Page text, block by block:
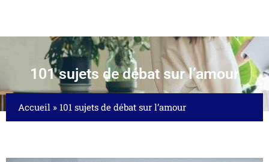
101 sujets de débat sur l’amour
Accueil » 101 sujets de débat sur l’amour